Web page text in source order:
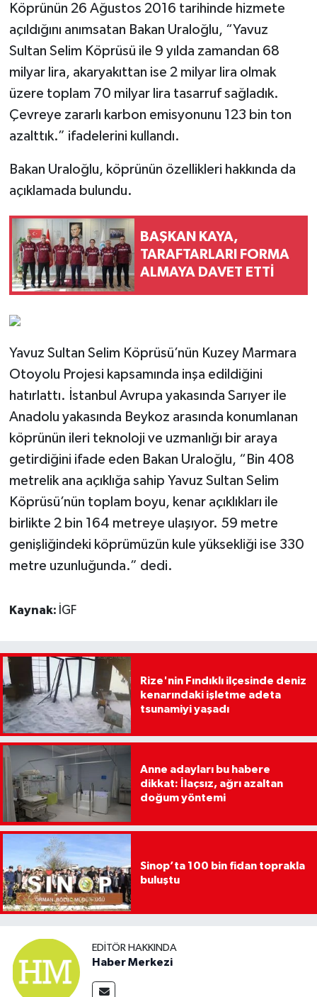
Köprünün 26 Ağustos 2016 tarihinde hizmete
açıldığını anımsatan Bakan Uraloğlu, “Yavuz
Sultan Selim Köprüsü ile 9 yılda zamandan 68
milyar lira, akaryakıttan ise 2 milyar lira olmak
üzere toplam 70 milyar lira tasarruf sağladık.
Çevreye zararlı karbon emisyonunu 123 bin ton
azalttık.” ifadelerini kullandı.
Bakan Uraloğlu, köprünün özellikleri hakkında da
açıklamada bulundu.
BAŞKAN KAYA,
TARAFTARLARI FORMA
ALMAYA DAVET ETTİ
Yavuz Sultan Selim Köprüsü’nün Kuzey Marmara
Otoyolu Projesi kapsamında inşa edildiğini
hatırlattı. İstanbul Avrupa yakasında Sarıyer ile
Anadolu yakasında Beykoz arasında konumlanan
köprünün ileri teknoloji ve uzmanlığı bir araya
getirdiğini ifade eden Bakan Uraloğlu, “Bin 408
metrelik ana açıklığa sahip Yavuz Sultan Selim
Köprüsü’nün toplam boyu, kenar açıklıkları ile
birlikte 2 bin 164 metreye ulaşıyor. 59 metre
genişliğindeki köprümüzün kule yüksekliği ise 330
metre uzunluğunda.” dedi.
Kaynak: İGF
Rize'nin Fındıklı ilçesinde deniz
kenarındaki işletme adeta
tsunamiyi yaşadı
Anne adayları bu habere
dikkat: İlaçsız, ağrı azaltan
doğum yöntemi
Sinop’ta 100 bin fidan toprakla
buluştu
EDITÖR HAKKINDA
Haber Merkezi